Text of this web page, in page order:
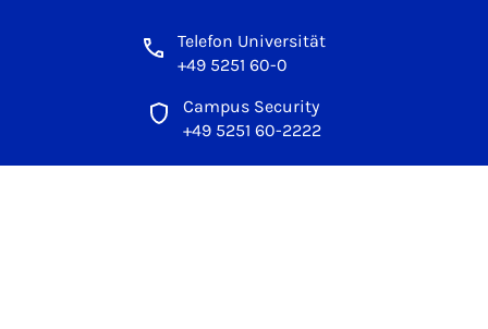
Telefon Universität
+49 5251 60-0
Campus Security
+49 5251 60-2222